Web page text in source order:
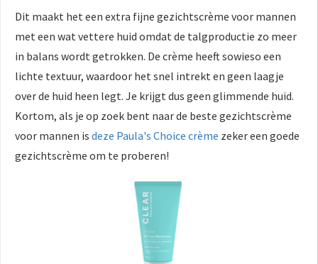
Dit maakt het een extra fijne gezichtscrème voor mannen
met een wat vettere huid omdat de talgproductie zo meer
in balans wordt getrokken. De crème heeft sowieso een
lichte textuur, waardoor het snel intrekt en geen laagje
over de huid heen legt. Je krijgt dus geen glimmende huid.
Kortom, als je op zoek bent naar de beste gezichtscrème
voor mannen is deze Paula's Choice crème zeker een goede
gezichtscrème om te proberen!